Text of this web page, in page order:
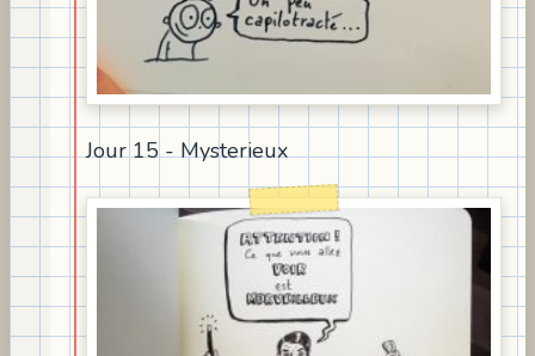
Jour 15 - Mysterieux